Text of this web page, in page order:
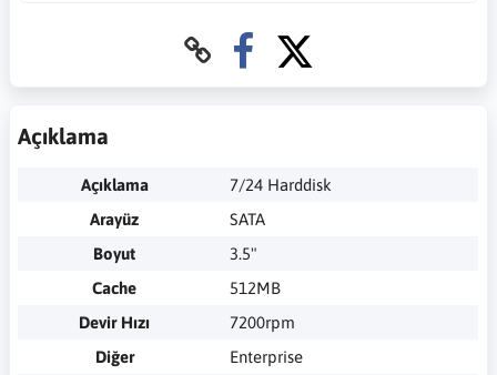
Açıklama
Açıklama
7/24 Harddisk
Arayüz
SATA
Boyut
3.5"
Cache
512MB
Devir Hızı
7200rpm
Diğer
Enterprise